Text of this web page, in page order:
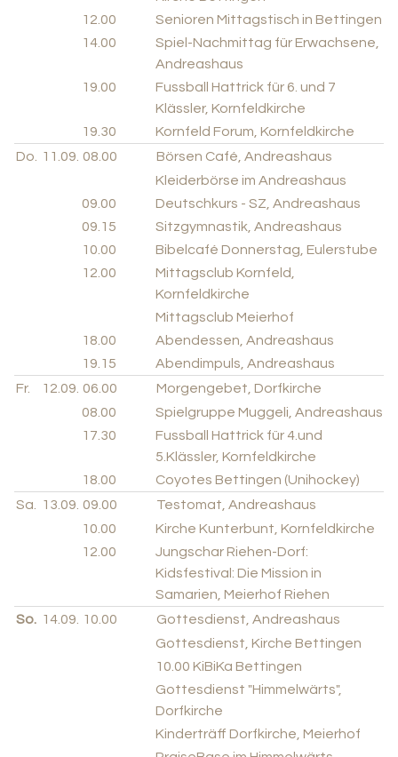
12.00
Senioren Mittagstisch in Bettingen
14.00
Spiel-Nachmittag für Erwachsene,
Andreashaus
19.00
Fussball Hattrick für 6. und 7
Klässler, Kornfeldkirche
19.30
Kornfeld Forum, Kornfeldkirche
Do.
11.09. 08.00
Börsen Café, Andreashaus
Kleiderbörse im Andreashaus
09.00
Deutschkurs - SZ, Andreashaus
09.15
Sitzgymnastik, Andreashaus
10.00
Bibelcafé Donnerstag, Eulerstube
12.00
Mittagsclub Kornfeld,
Kornfeldkirche
Mittagsclub Meierhof
18.00
Abendessen, Andreashaus
19.15
Abendimpuls, Andreashaus
Fr.
12.09. 06.00
Morgengebet, Dorfkirche
08.00
Spielgruppe Muggeli, Andreashaus
17.30
Fussball Hattrick für 4.und
5.Klässler, Kornfeldkirche
18.00
Coyotes Bettingen (Unihockey)
Sa.
13.09. 09.00
Testomat, Andreashaus
10.00
Kirche Kunterbunt, Kornfeldkirche
12.00
Jungschar Riehen-Dorf:
Kidsfestival: Die Mission in
Samarien, Meierhof Riehen
So. 14.09. 10.00
Gottesdienst, Andreashaus
Gottesdienst, Kirche Bettingen
10.00 KiBiKa Bettingen
Gottesdienst "Himmelwärts",
Dorfkirche
Kinderträff Dorfkirche, Meierhof